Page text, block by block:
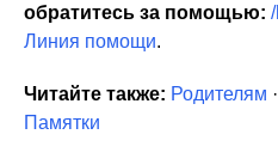
обратитесь за помощью:
Линия помощи.
Читайте также: Родителям ·
Памятки